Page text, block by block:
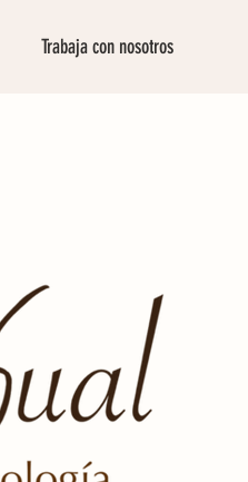
Trabaja con nosotros